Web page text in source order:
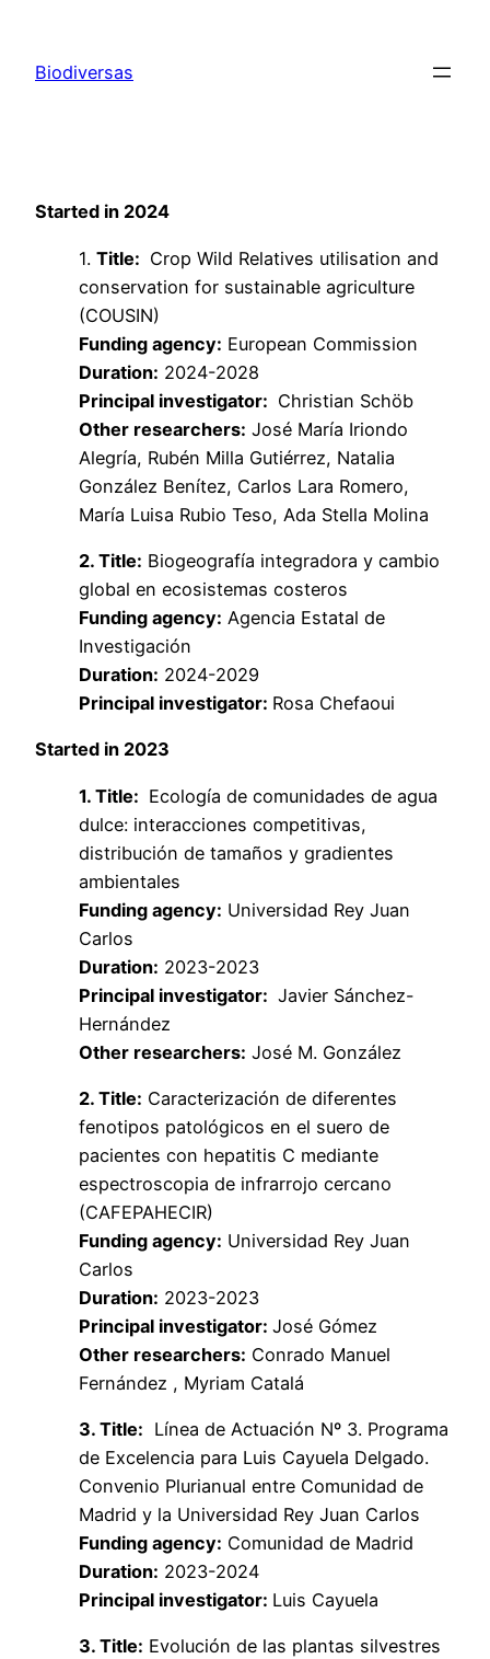
contenido
Biodiversas
Started in 2024
1. Title: Crop Wild Relatives utilisation and
conservation for sustainable agriculture
(COUSIN)
Funding agency: European Commission
Duration: 2024-2028
Principal investigator: Christian Schöb
Other researchers: José María Iriondo
Alegría, Rubén Milla Gutiérrez, Natalia
González Benítez, Carlos Lara Romero,
María Luisa Rubio Teso, Ada Stella Molina
2. Title: Biogeografía integradora y cambio
global en ecosistemas costeros
Funding agency: Agencia Estatal de
Investigación
Duration: 2024-2029
Principal investigator: Rosa Chefaoui
Started in 2023
1. Title: Ecología de comunidades de agua
dulce: interacciones competitivas,
distribución de tamaños y gradientes
ambientales
Funding agency: Universidad Rey Juan
Carlos
Duration: 2023-2023
Principal investigator: Javier Sánchez-
Hernández
Other researchers: José M. González
2. Title: Caracterización de diferentes
fenotipos patológicos en el suero de
pacientes con hepatitis C mediante
espectroscopia de infrarrojo cercano
(CAFEPAHECIR)
Funding agency: Universidad Rey Juan
Carlos
Duration: 2023-2023
Principal investigator: José Gómez
Other researchers: Conrado Manuel
Fernández , Myriam Catalá
3. Title: Línea de Actuación Nº 3. Programa
de Excelencia para Luis Cayuela Delgado.
Convenio Plurianual entre Comunidad de
Madrid y la Universidad Rey Juan Carlos
Funding agency: Comunidad de Madrid
Duration: 2023-2024
Principal investigator: Luis Cayuela
3. Title: Evolución de las plantas silvestres